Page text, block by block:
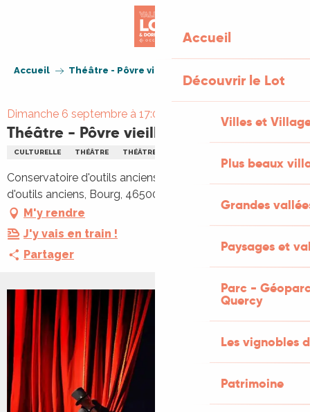
Accueil
Découvrir le Lot
Villes et
Plus beaux
Grandes
Paysages et
Parc -
Quercy
Les vignobles
Patrimoine
Accueil Théâtre - Pôvre vieille démocrasseuse
Dimanche 6 septembre à 17:00
Théâtre - Pôvre vieille démocrasseuse
CULTURELLE THÉÂTRE THÉÂTRE
Conservatoire d'outils anciens Bourg, Conservatoire
d'outils anciens, Bourg, 46500 Mayrinhac-Lentour
M'y rendre
J'y vais en train !
Partager